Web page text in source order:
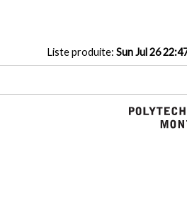
Liste produite: Sun Jul 26